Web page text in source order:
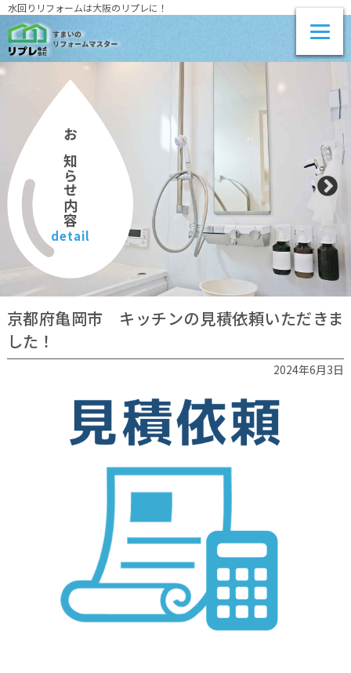
水回りリフォームは大阪のリプレに！
お知らせ内容
detail
京都府亀岡市 キッチンの見積依頼いただきま
した！
2024年6月3日